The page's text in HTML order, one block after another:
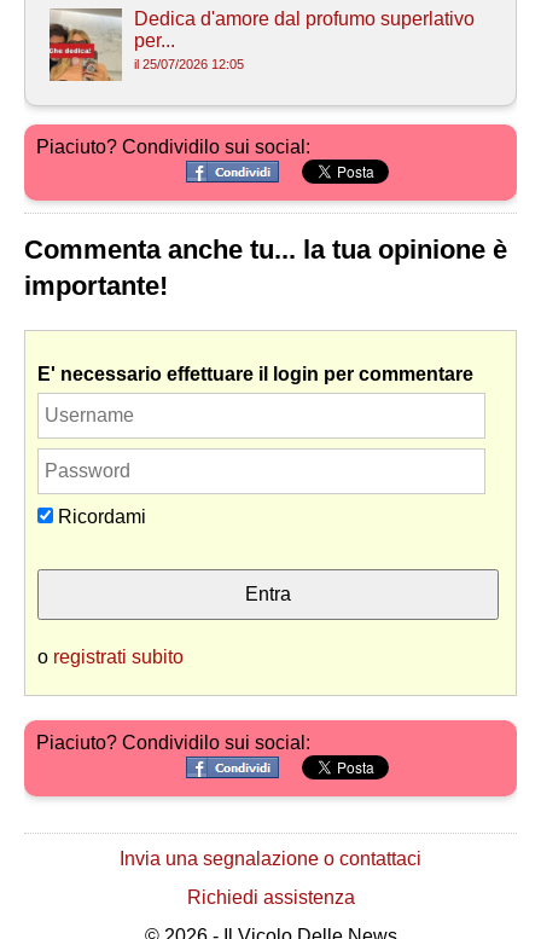
Dedica d'amore dal profumo superlativo
per...
il 25/07/2026 12:05
Piaciuto? Condividilo sui social:
Commenta anche tu... la tua opinione è
importante!
E' necessario effettuare il login per commentare
Ricordami
o registrati subito
Piaciuto? Condividilo sui social:
Invia una segnalazione o contattaci
Richiedi assistenza